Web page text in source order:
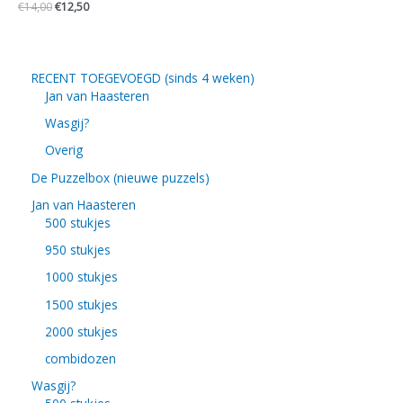
€14,00€12,50
RECENT TOEGEVOEGD (sinds 4 weken)
Jan van Haasteren
Wasgij?
Overig
De Puzzelbox (nieuwe puzzels)
Jan van Haasteren
500 stukjes
950 stukjes
1000 stukjes
1500 stukjes
2000 stukjes
combidozen
Wasgij?